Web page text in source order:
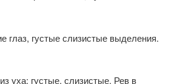
глаз, густые слизистые выделения.
уха: густые, слизистые. Рев в